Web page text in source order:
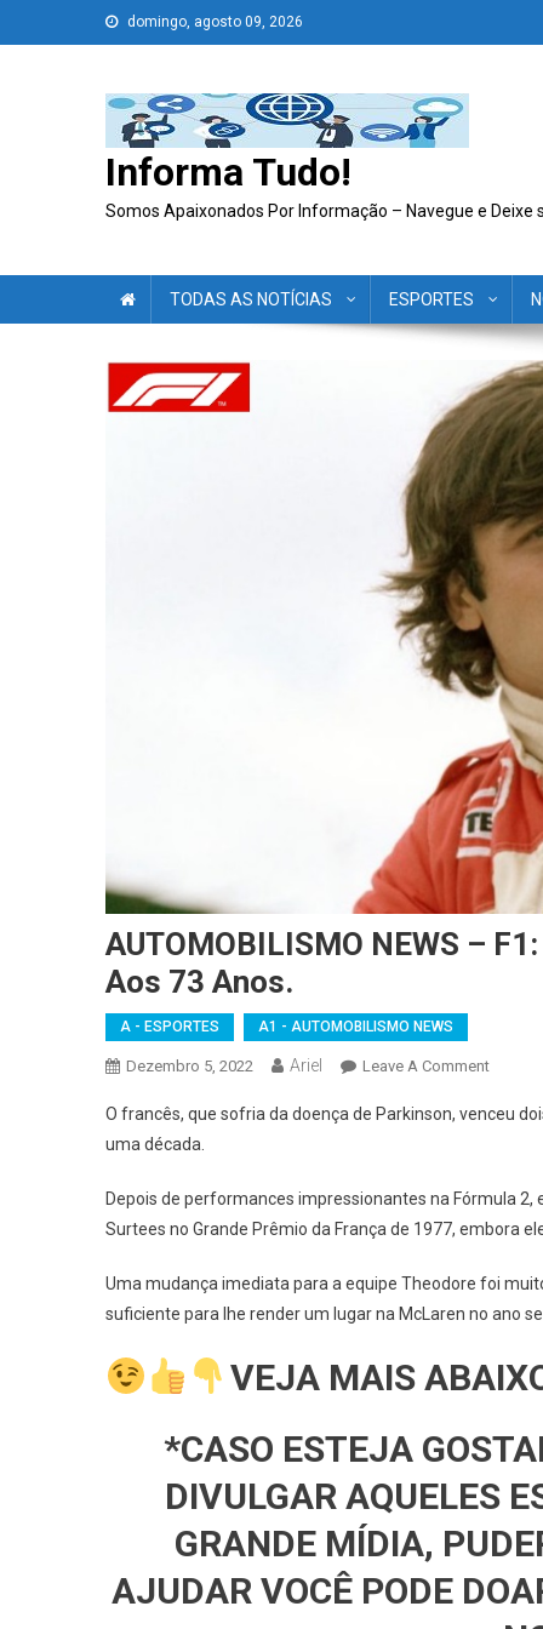
to
domingo, agosto 09, 2026
Informa Tudo!
Somos Apaixonados Por Informação – Navegue e Deixe
TODAS AS NOTÍCIAS ESPORTES
AUTOMOBILISMO NEWS –
Aos 73 Anos.
A - ESPORTES A1 - AUTOMOBILISMO NEWS
Dezembro 5, 2022 Ariel Leave A CommentOn
NEWS
O
Tambay
73
O francês, que sofria da doença de Parkinson, venceu
uma década.
Depois de performances impressionantes na Fórmula
Surtees no Grande Prêmio da França de 1977, embora
Uma mudança imediata para a equipe Theodore foi
suficiente para lhe render um lugar na McLaren no ano
VEJA MAIS
*CASO ESTEJA
DIVULGAR AQUELES
GRANDE MÍDIA,
AJUDAR VOCÊ PODE